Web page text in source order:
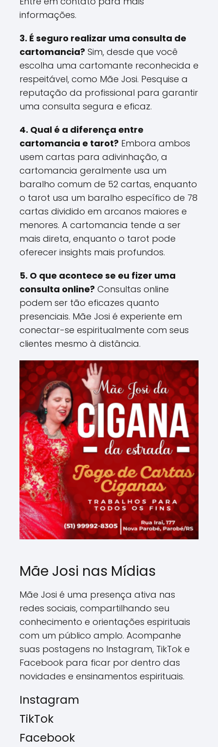
informações.
3. É seguro realizar uma consulta de
cartomancia? Sim, desde que você
escolha uma cartomante reconhecida e
respeitável, como Mãe Josi. Pesquise a
reputação da profissional para garantir
uma consulta segura e eficaz.
4. Qual é a diferença entre
cartomancia e tarot? Embora ambos
usem cartas para adivinhação, a
cartomancia geralmente usa um
baralho comum de 52 cartas, enquanto
o tarot usa um baralho específico de 78
cartas dividido em arcanos maiores e
menores. A cartomancia tende a ser
mais direta, enquanto o tarot pode
oferecer insights mais profundos​.
5. O que acontece se eu fizer uma
consulta online? Consultas online
podem ser tão eficazes quanto
presenciais. Mãe Josi é experiente em
conectar-se espiritualmente com seus
clientes mesmo à distância​.
Mãe Josi nas Mídias
Mãe Josi é uma presença ativa nas
redes sociais, compartilhando seu
conhecimento e orientações espirituais
com um público amplo. Acompanhe
suas postagens no Instagram, TikTok e
Facebook para ficar por dentro das
novidades e ensinamentos espirituais.
Instagram
TikTok
Facebook